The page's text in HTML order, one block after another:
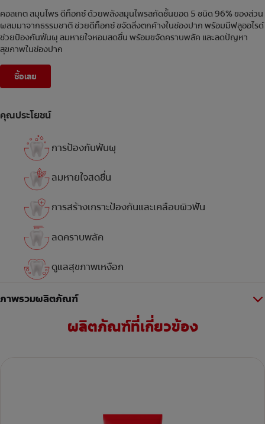
คอลเกต สมุนไพร ดีท็อกซ์ ด้วยพลังสมุนไพรสกัดชั้นยอด 5 ชนิด 96% ของส่วน
ผสมมาจากธรรมชาติ ช่วยดีท็อกซ์ ขจัดสิ่งตกค้างในช่องปาก พร้อมมีฟลูออไรด์
ช่วยป้องกันฟันผุ ลมหายใจหอมสดชื่น พร้อมขจัดคราบพลัค และลดปัญหา
สุขภาพในช่องปาก
ซื้อเลย
คุณประโยชน์
การป้องกันฟันผุ
ลมหายใจสดชื่น
การสร้างเกราะป้องกันและเคลือบผิวฟัน
ลดคราบพลัค
ดูแลสุขภาพเหงือก
ภาพรวมผลิตภัณฑ์
ผลิตภัณฑ์ที่เกี่ยวข้อง